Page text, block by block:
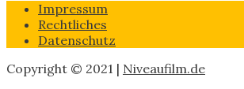
Impressum
Rechtliches
Datenschutz
Copyright © 2021 | Niveaufilm.de